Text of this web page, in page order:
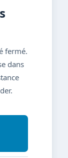
fermé.
dans